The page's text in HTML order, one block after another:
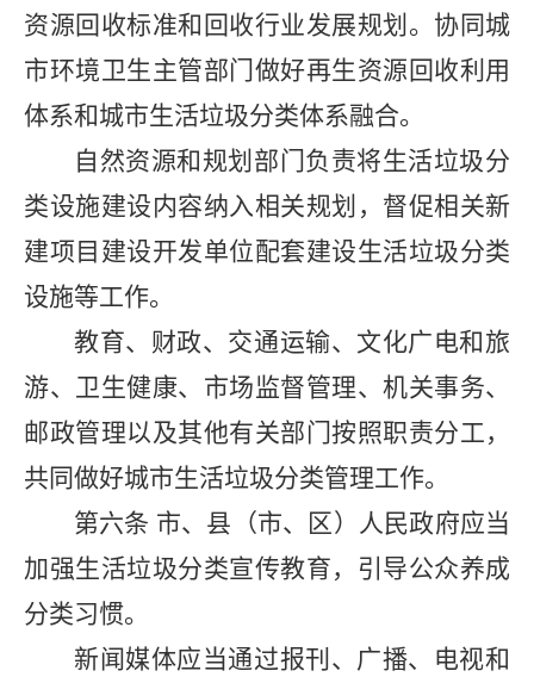
资源回收标准和回收行业发展规划。协同城
市环境卫生主管部门做好再生资源回收利用
体系和城市生活垃圾分类体系融合。
自然资源和规划部门负责将生活垃圾分
类设施建设内容纳入相关规划，督促相关新
建项目建设开发单位配套建设生活垃圾分类
设施等工作。
教育、财政、交通运输、文化广电和旅
游、卫生健康、市场监督管理、机关事务、
邮政管理以及其他有关部门按照职责分工，
共同做好城市生活垃圾分类管理工作。
第六条 市、县（市、区）人民政府应当
加强生活垃圾分类宣传教育，引导公众养成
分类习惯。
新闻媒体应当通过报刊、广播、电视和